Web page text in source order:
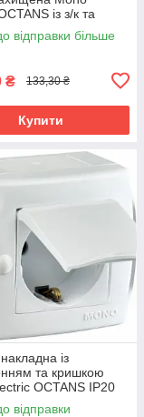
із з/к та
сіра
відправки більше
₴ 133,30 ₴
Купити
із
та кришкою
OCTANS IP20
відправки